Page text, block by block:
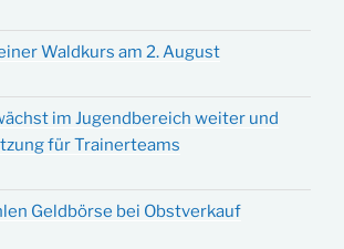
Waldkurs am 2. August
im Jugendbereich weiter und
für Trainerteams
Geldbörse bei Obstverkauf